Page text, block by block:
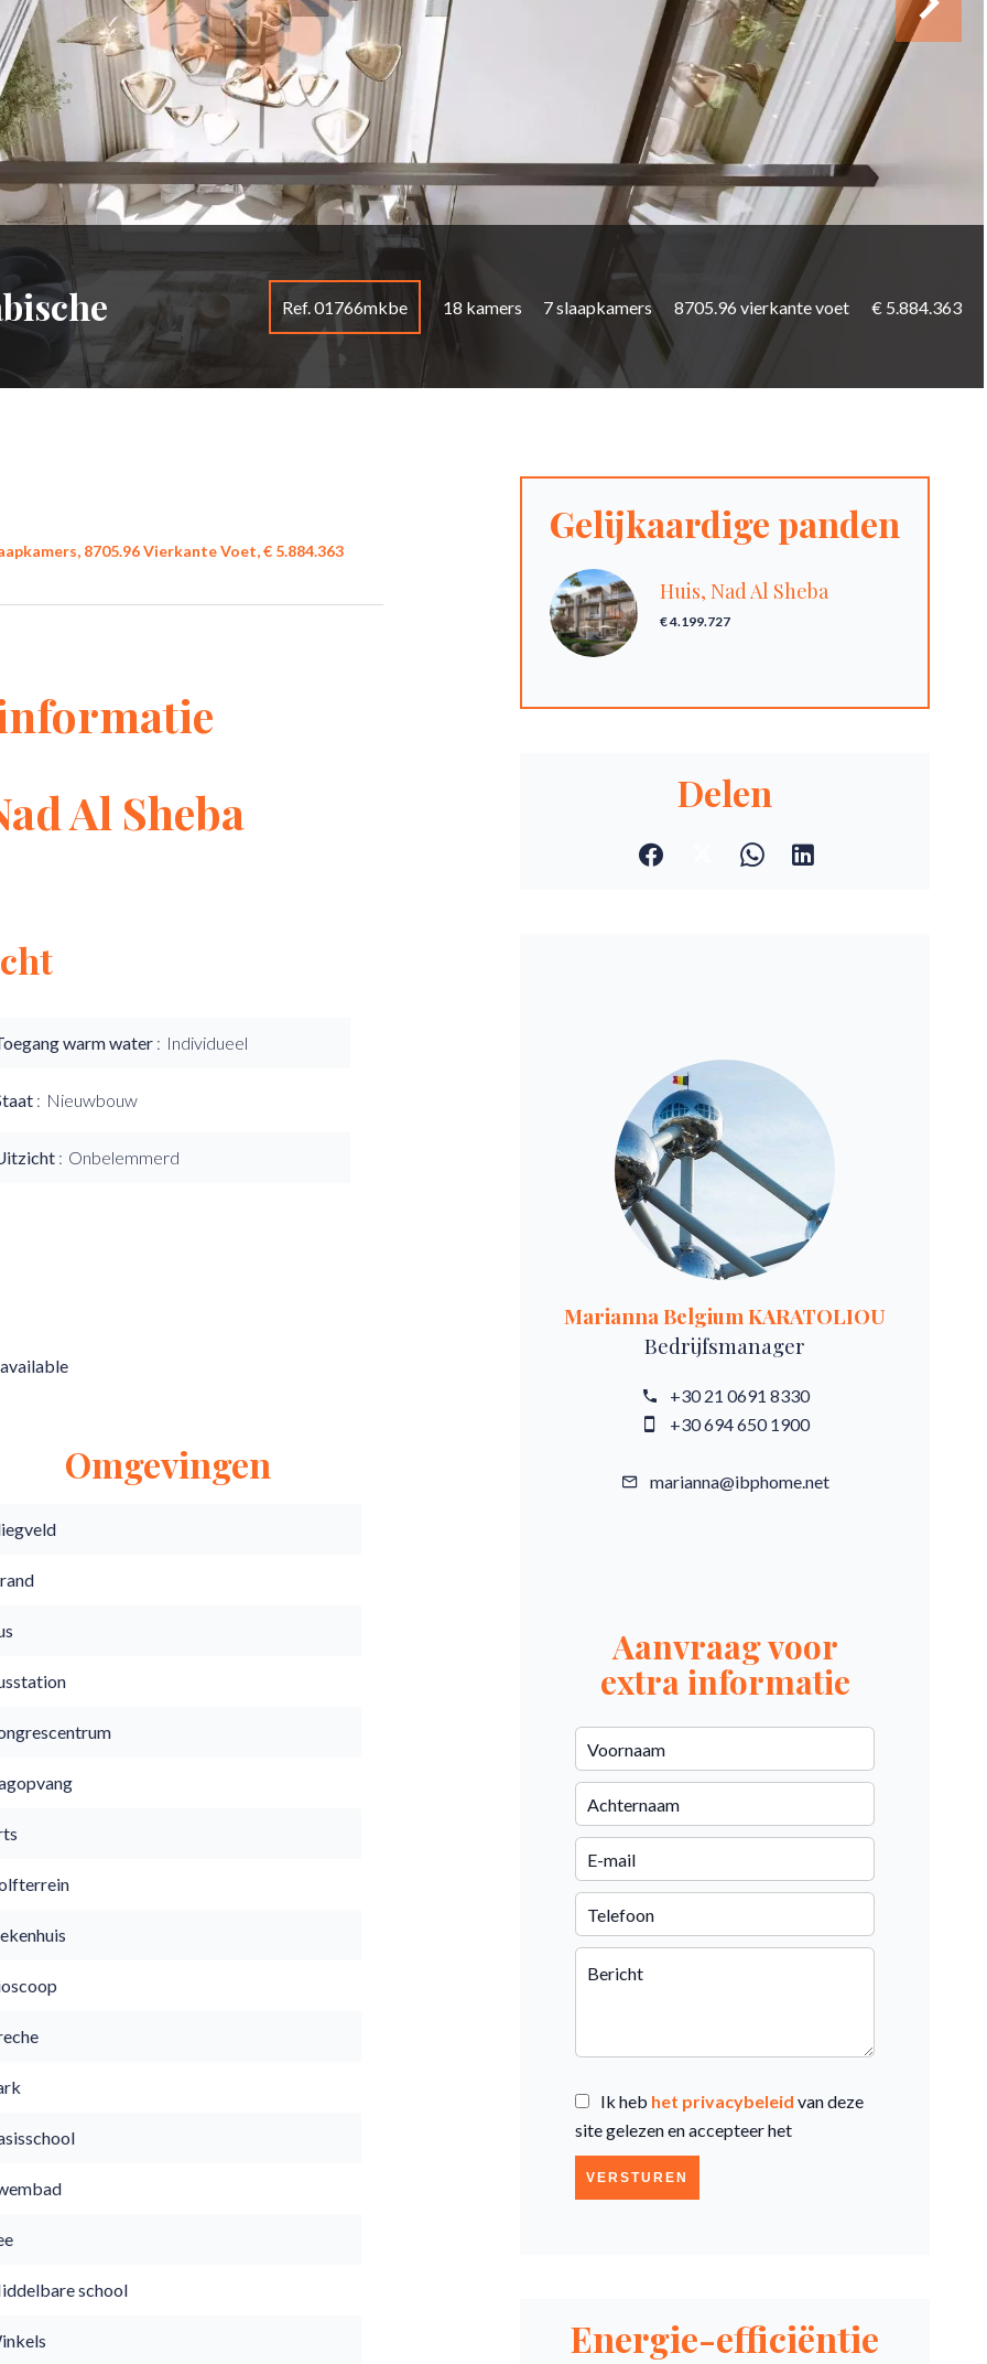
Ref. 01766mkbe 18 kamers 7 slaapkamers 8705.96 vierkante voet € 5.884.363
8705.96 Vierkante Voet, € 5.884.363
Al Sheba
warm water Individueel
Nieuwbouw
Onbelemmerd
Omgevingen
school
Gelijkaardige panden
Huis, Nad Al Sheba
€ 4.199.727
Delen
Marianna Belgium KARATOLIOU
Bedrijfsmanager
+30 21 0691 8330
+30 694 650 1900
marianna@ibphome.net
Aanvraag voor
extra informatie
Ik heb het privacybeleid van deze
site gelezen en accepteer het
VERSTUREN
Energie-efficiëntie